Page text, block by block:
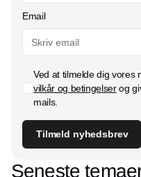
Email
Ved at tilmelde dig vores
vilkår og betingelserog
mails.
Tilmeld nyhedsbrev
Seneste